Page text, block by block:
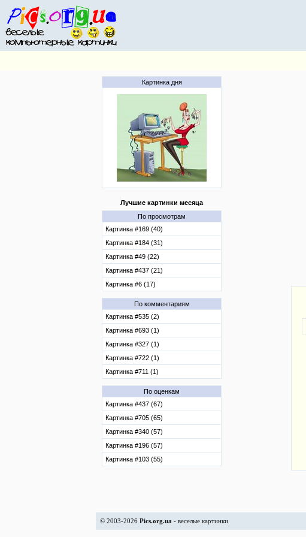
Картинка дня
Лучшие картинки месяца
По просмотрам
Картинка #169 (40)
Картинка #184 (31)
Картинка #49 (22)
Картинка #437 (21)
Картинка #6 (17)
По комментариям
Картинка #535 (2)
Картинка #693 (1)
Картинка #327 (1)
Картинка #722 (1)
Картинка #711 (1)
По оценкам
Картинка #437 (67)
Картинка #705 (65)
Картинка #340 (57)
Картинка #196 (57)
Картинка #103 (55)
© 2003-2026 Pics.org.ua - веселые картинки